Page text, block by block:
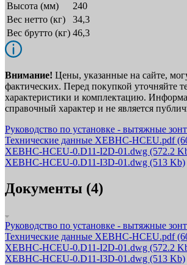
Высота (мм)
240
Вес нетто (кг)
34,3
Вес брутто (кг) 46,3
Внимание! Цены, указанные на сайте,
фактических. Перед покупкой уточняйте
характеристики и комплектацию.
справочный характер и не является
Руководство по установке - вытяжные
Технические данные XEBHC-HCEU.pdf
XEBHC-HCEU-0.D11-I2D-01.dwg (572.2
XEBHC-HCEU-0.D11-I3D-01.dwg (513 Kb)
Документы (4)
Руководство по установке - вытяжные
Технические данные XEBHC-HCEU.pdf
XEBHC-HCEU-0.D11-I2D-01.dwg (572.2
XEBHC-HCEU-0.D11-I3D-01.dwg (513 Kb)